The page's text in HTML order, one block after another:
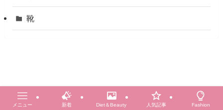
靴
メニュー 新着 Diet＆Beauty 人気記事 Fashion